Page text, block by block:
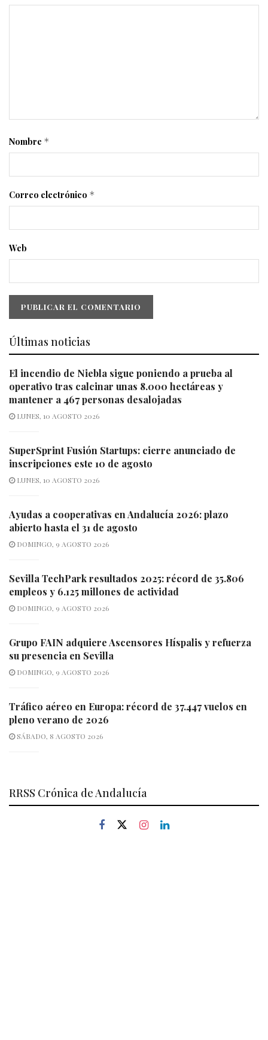
Nombre *
Correo electrónico *
Web
Últimas noticias
El incendio de Niebla sigue poniendo a prueba al
operativo tras calcinar unas 8.000 hectáreas y
mantener a 467 personas desalojadas
LUNES, 10 AGOSTO 2026
SuperSprint Fusión Startups: cierre anunciado de
inscripciones este 10 de agosto
LUNES, 10 AGOSTO 2026
Ayudas a cooperativas en Andalucía 2026: plazo
abierto hasta el 31 de agosto
DOMINGO, 9 AGOSTO 2026
Sevilla TechPark resultados 2025: récord de 35.806
empleos y 6.125 millones de actividad
DOMINGO, 9 AGOSTO 2026
Grupo FAIN adquiere Ascensores Híspalis y refuerza
su presencia en Sevilla
DOMINGO, 9 AGOSTO 2026
Tráfico aéreo en Europa: récord de 37.447 vuelos en
pleno verano de 2026
SÁBADO, 8 AGOSTO 2026
RRSS Crónica de Andalucía